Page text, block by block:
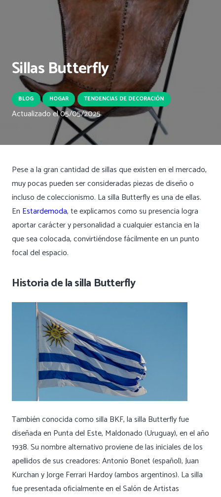
Sillas Butterfly
BLOG HOGAR TENDENCIAS DE DECORACIÓN
Actualizado el05/05/2025
Pese a la gran cantidad de sillas que existen en el mercado,
muy pocas pueden ser consideradas piezas de diseño o
incluso de coleccionismo. La silla Butterfly es una de ellas.
En Estardemoda, te explicamos como su presencia logra
aportar carácter y personalidad a cualquier estancia en la
que sea colocada, convirtiéndose fácilmente en un punto
focal del espacio.
Historia de la silla Butterfly
También conocida como silla BKF, la silla Butterfly fue
diseñada en Punta del Este, Maldonado (Uruguay), en el año
1938. Su nombre alternativo proviene de las iniciales de los
apellidos de sus creadores: Antonio Bonet (español), Juan
Kurchan y Jorge Ferrari Hardoy (ambos argentinos). La silla
fue presentada oficialmente en el Salón de Artistas